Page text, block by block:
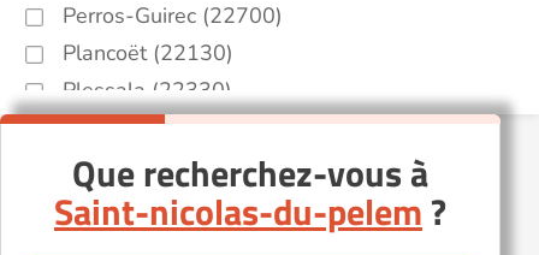
Perros-Guirec (22700)
Plancoët (22130)
Plessala (22330)
Pleubian (22610)
Plouagat (22170)
Plouguernével (22110)
Plénée-Jugon (22640)
Que recherchez-vous à
Saint-nicolas-du-pelem?